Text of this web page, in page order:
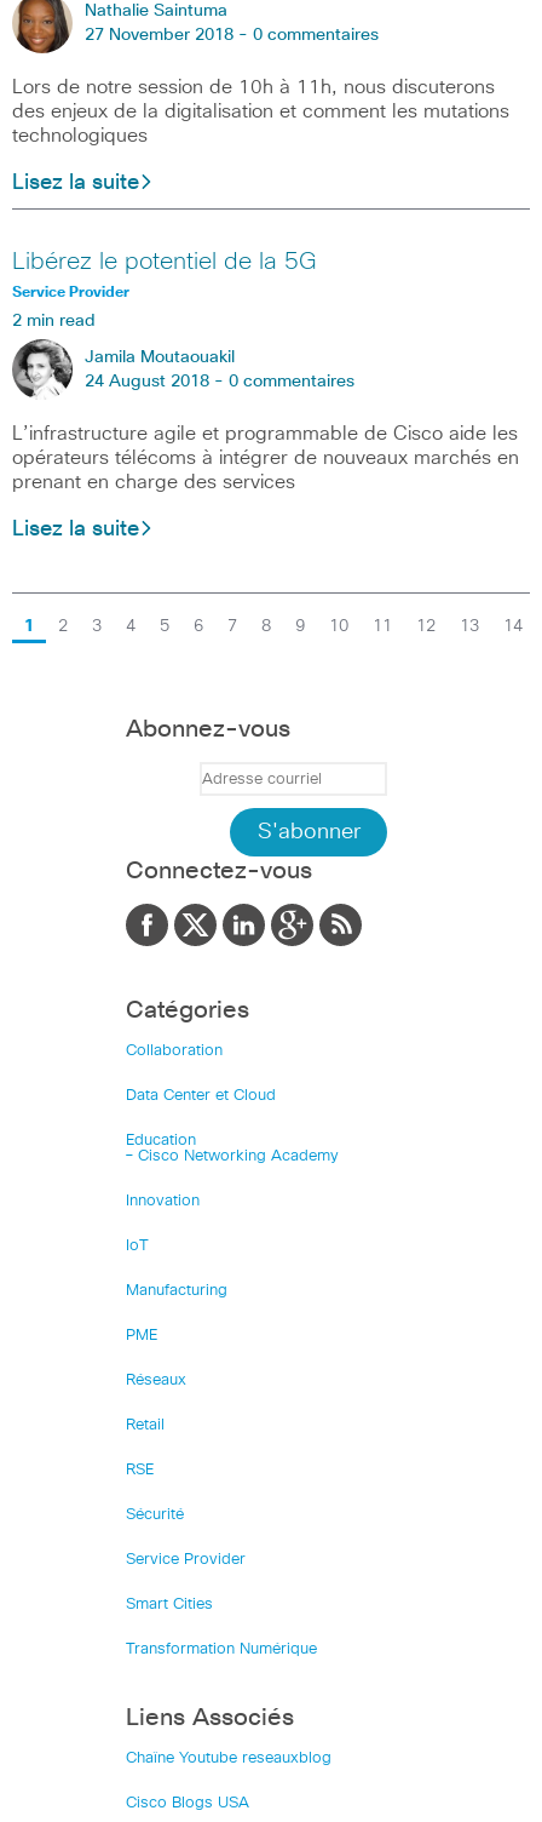
Nathalie Saintuma
27 November 2018 - 0 commentaires
Lors de notre session de 10h à 11h, nous discuterons
des enjeux de la digitalisation et comment les mutations
technologiques
Lisez la suite
Libérez le potentiel de la 5G
Service Provider
2 min read
Jamila Moutaouakil
24 August 2018 - 0 commentaires
L’infrastructure agile et programmable de Cisco aide les
opérateurs télécoms à intégrer de nouveaux marchés en
prenant en charge des services
Lisez la suite
1 2 3 4 5 6 7 8 9 10 11 12 13 14
Abonnez-vous
Connectez-vous
Catégories
Collaboration
Data Center et Cloud
Education
– Cisco Networking Academy
Innovation
IoT
Manufacturing
PME
Réseaux
Retail
RSE
Sécurité
Service Provider
Smart Cities
Transformation Numérique
Liens Associés
Chaîne Youtube reseauxblog
Cisco Blogs USA